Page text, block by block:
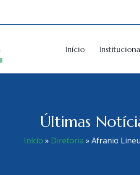
Início
Últimas
Início » Diretoria » Afranio